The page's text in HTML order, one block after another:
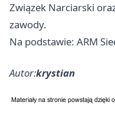
Związek Narciarski
zawody.
Na podstawie: ARM
Autor:krystian